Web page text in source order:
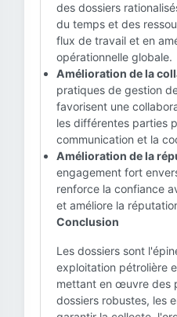
des dossiers
du temps et des
flux de travail et en
opérationnelle globale.
Amélioration de la
pratiques de gestion
favorisent une
les différentes parties
communication et la
Amélioration de la
engagement fort
renforce la confiance
et améliore la
Conclusion
Les dossiers sont
exploitation pétrolière
mettant en œuvre des
dossiers robustes, les